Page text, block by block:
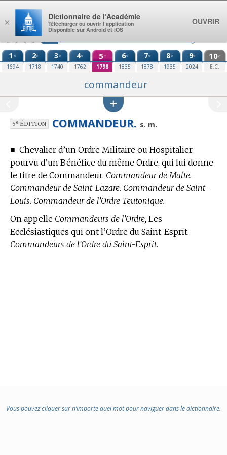
Aller au contenu
1re
1694
2e
1718
3e
1740
4e
1762
5e
1798
6e
1835
7e
1878
8e
1935
9e
2024
10e
E.C.
commandeur
5eÉDITION COMMANDEUR. s. m.
■ Chevalier d’un Ordre Militaire ou Hospitalier,
pourvu d’un Bénéfice du même Ordre, qui lui donne
le titre de Commandeur. Commandeur de Malte.
Commandeur de Saint-Lazare. Commandeur de Saint-
Louis. Commandeur de l’Ordre Teutonique.
On appelle Commandeurs de l’Ordre, Les
Ecclésiastiques qui ont l’Ordre du Saint-Esprit.
Commandeurs de l’Ordre du Saint-Esprit.
Vous pouvez cliquer sur n’importe quel mot pour naviguer dans le dictionnaire.
×
Dictionnaire de l’Académie
Télécharger ou ouvrir l’application
Disponible sur Android et iOS
OUVRIR